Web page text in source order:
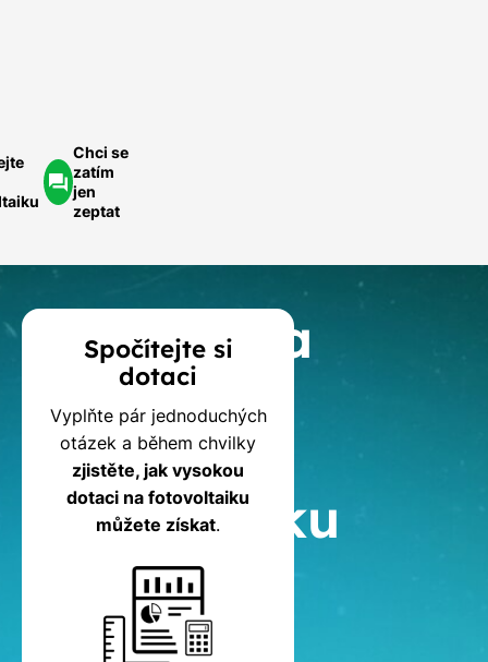
Chci se
zatím
jen
zeptat
Kalkulačka
dotací
na
fotovoltaiku
Spočítejte si
dotaci
Vyplňte pár jednoduchých
otázek a během chvilky
zjistěte, jak vysokou
dotaci na fotovoltaiku
můžete získat.